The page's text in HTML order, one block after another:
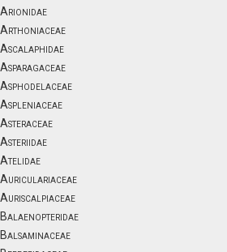
Arionidae
Arthoniaceae
Ascalaphidae
Asparagaceae
Asphodelaceae
Aspleniaceae
Asteraceae
Asteriidae
Atelidae
Auriculariaceae
Auriscalpiaceae
Balaenopteridae
Balsaminaceae